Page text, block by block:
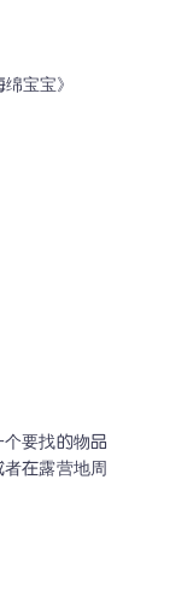
宝宝》
要找的物品
在露营地周